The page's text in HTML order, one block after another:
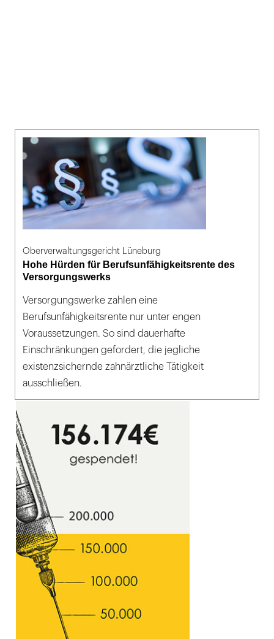
Oberverwaltungsgericht Lüneburg
Hohe Hürden für Berufsunfähigkeitsrente des
Versorgungswerks
Versorgungswerke zahlen eine
Berufsunfähigkeitsrente nur unter engen
Voraussetzungen. So sind dauerhafte
Einschränkungen gefordert, die jegliche
existenzsichernde zahnärztliche Tätigkeit
ausschließen.